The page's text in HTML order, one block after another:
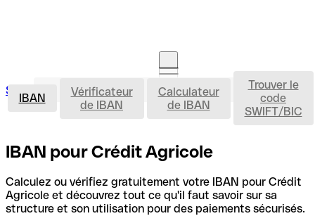
Se connecterOuvrir un compte IBAN
IBAN
Vérificateur
de IBAN
Calculateur
de IBAN
Trouver le
code
SWIFT/BIC
IBAN pour Crédit Agricole
Calculez ou vérifiez gratuitement votre IBAN pour Crédit
Agricole et découvrez tout ce qu'il faut savoir sur sa
structure et son utilisation pour des paiements sécurisés.